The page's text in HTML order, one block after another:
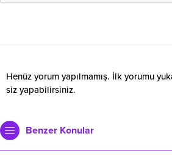
Henüz yorum yapılmamış. İlk yorumu
siz yapabilirsiniz.
Benzer Konular